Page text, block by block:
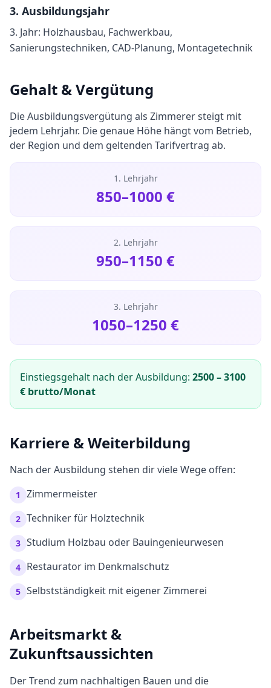
3. Ausbildungsjahr
3. Jahr: Holzhausbau, Fachwerkbau,
Sanierungstechniken, CAD-Planung, Montagetechnik
Gehalt & Vergütung
Die Ausbildungsvergütung als Zimmerersteigt mit
jedem Lehrjahr. Die genaue Höhe hängt vom Betrieb,
der Region und dem geltenden Tarifvertrag ab.
1. Lehrjahr
850–1000 €
2. Lehrjahr
950–1150 €
3. Lehrjahr
1050–1250 €
Einstiegsgehalt nach der Ausbildung: 2500–3100
€ brutto/Monat
Karriere & Weiterbildung
Nach der Ausbildung stehen dir viele Wege offen:
1 Zimmermeister
2 Techniker für Holztechnik
3 Studium Holzbau oder Bauingenieurwesen
4 Restaurator im Denkmalschutz
5 Selbstständigkeit mit eigener Zimmerei
Arbeitsmarkt &
Zukunftsaussichten
Der Trend zum nachhaltigen Bauen und die